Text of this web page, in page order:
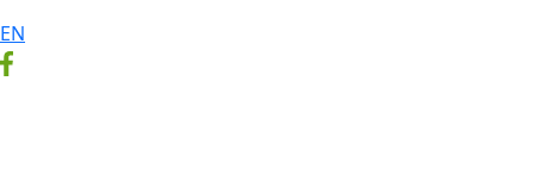
EN